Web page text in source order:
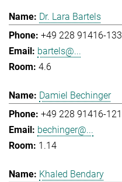
Dr. Lara Bartels
+49 228 91416-133
bartels@...
4.6
Damiel Bechinger
+49 228 91416-121
bechinger@...
1.14
Khaled Bendary